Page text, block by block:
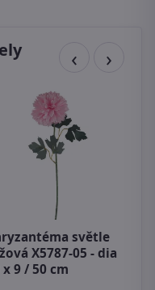
světle
X5787-05 - dia
x 9 / 50 cm